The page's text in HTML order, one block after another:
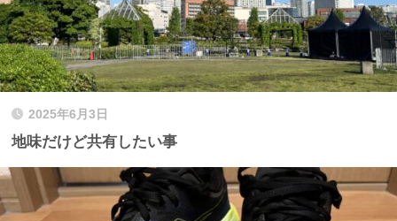
2025年6月3日
地味だけど共有したい事